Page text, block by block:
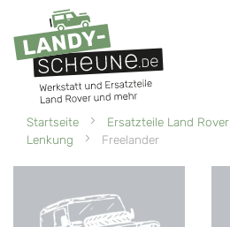
Startseite Ersatzteile Land Rover
Lenkung
Freelander